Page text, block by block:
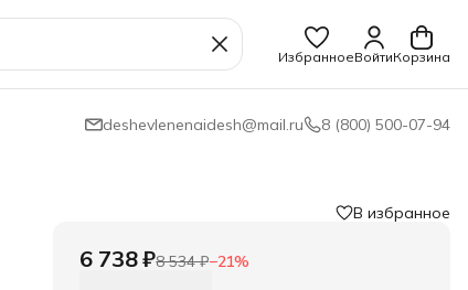
ИзбранноеВойтиКорзина
deshevlenenaidesh@mail.ru 8 (800) 500-07-94
В избранное
6 738 ₽8 534 ₽−21%